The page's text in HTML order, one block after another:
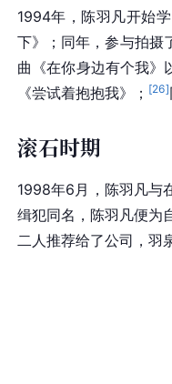
1994年，陈羽凡开始
下》；同年，参与拍摄
曲《在你身边有个我》
《尝试着抱抱我》； [26]
滚石时期
1998年6月，陈羽凡与
缉犯同名，陈羽凡便为
二人推荐给了公司，羽